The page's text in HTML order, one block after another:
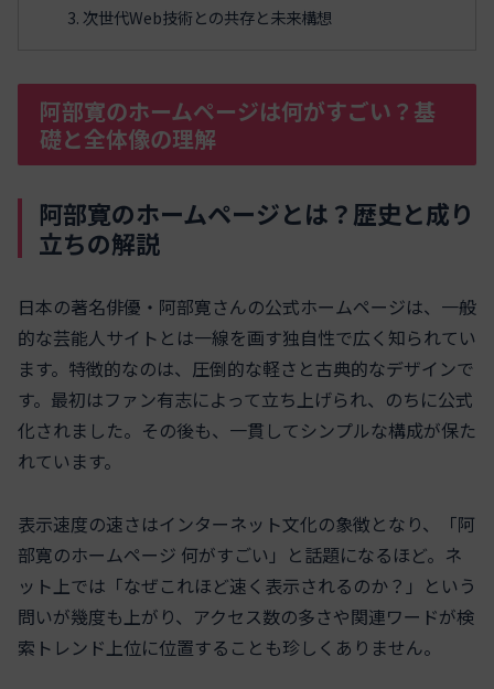
次世代Web技術との共存と未来構想
阿部寛のホームページは何がすごい？基
礎と全体像の理解
阿部寛のホームページとは？歴史と成り
立ちの解説
日本の著名俳優・阿部寛さんの公式ホームページは、一般
的な芸能人サイトとは一線を画す独自性で広く知られてい
ます。特徴的なのは、圧倒的な軽さと古典的なデザインで
す。最初はファン有志によって立ち上げられ、のちに公式
化されました。その後も、一貫してシンプルな構成が保た
れています。
表示速度の速さはインターネット文化の象徴となり、「阿
部寛のホームページ 何がすごい」と話題になるほど。ネ
ット上では「なぜこれほど速く表示されるのか？」という
問いが幾度も上がり、アクセス数の多さや関連ワードが検
索トレンド上位に位置することも珍しくありません。